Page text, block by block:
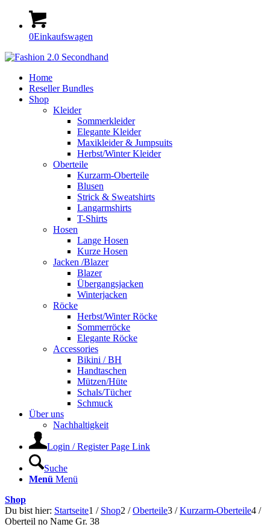
0Einkaufswagen
Home
Reseller Bundles
Shop
Kleider
Sommerkleider
Elegante Kleider
Maxikleider & Jumpsuits
Herbst/Winter Kleider
Oberteile
Kurzarm-Oberteile
Blusen
Strick & Sweatshirts
Langarmshirts
T-Shirts
Hosen
Lange Hosen
Kurze Hosen
Jacken /Blazer
Blazer
Übergangsjacken
Winterjacken
Röcke
Herbst/Winter Röcke
Sommerröcke
Elegante Röcke
Accessories
Bikini / BH
Handtaschen
Mützen/Hüte
Schals/Tücher
Schmuck
Über uns
Nachhaltigkeit
Login / Register Page Link
Suche
Menü Menü
Shop
Du bist hier: Startseite1 / Shop2 / Oberteile3 / Kurzarm-Oberteile4 /
Oberteil no Name Gr. 38